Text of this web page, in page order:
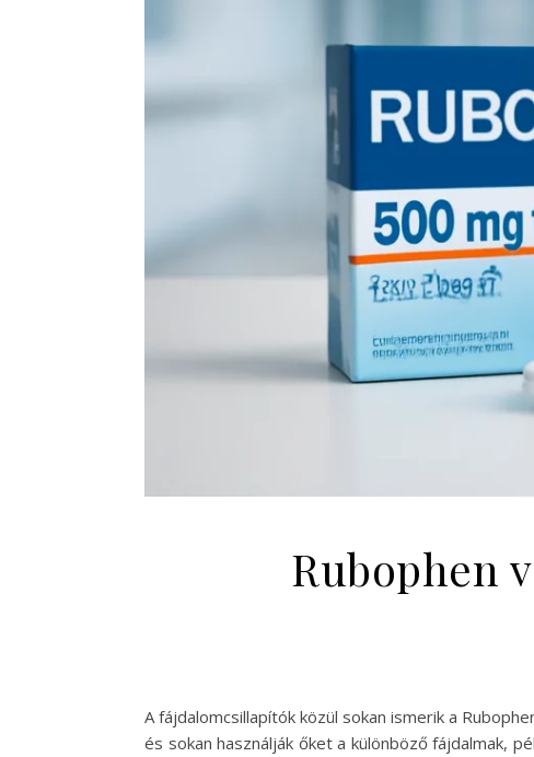
Rubophen
A fájdalomcsillapítók közül sokan ismerik a
és sokan használják őket a különböző fájdalmak,